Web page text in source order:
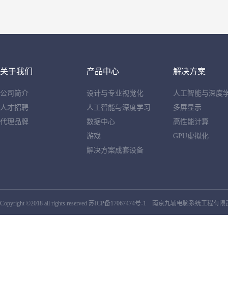
关于我们
公司简介
人才招聘
代理品牌
产品中心
设计与专业视觉化
人工智能与深度学习
数据中心
游戏
解决方案成套设备
解决方案
人工智能与深度
多屏显示
高性能计算
GPU虚拟化
Copyright ©2018 all rights reserved 苏ICP备17067474号-1 南京九辅电脑系统工程有